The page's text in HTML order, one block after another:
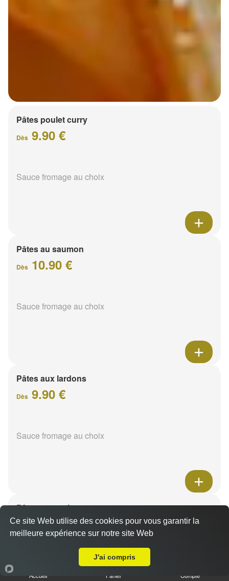
Pâtes poulet curry
Dès 9.90 €
Sauce fromage au choix
Pâtes au saumon
Dès 10.90 €
Sauce fromage au choix
Pâtes aux lardons
Dès 9.90 €
Sauce fromage au choix
Pâtes au poulet
Dès9.90 €
Sauce fromage au choix
Accueil Panier Compte
Ce site Web utilise des cookies pour vous garantir la
meilleure expérience sur notre site Web
J'ai compris